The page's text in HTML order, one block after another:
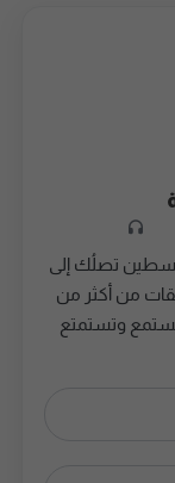
تصلُك إلى
من أكثر من
وتستمتع